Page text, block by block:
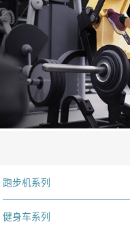
跑步机系列
健身车系列